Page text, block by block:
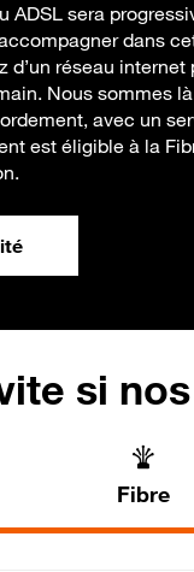
ADSL sera
dans
d’un réseau
Nous sommes
avec un
est éligible à la
si
Fibre